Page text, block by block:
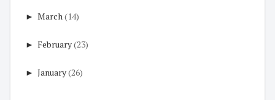
► March(14)
► February(23)
► January(26)